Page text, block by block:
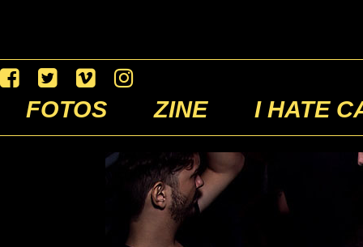
FOTOS ZINE I HATE